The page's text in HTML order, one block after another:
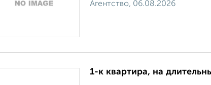
Агентство, 06.08.2026
1-к квартира, на